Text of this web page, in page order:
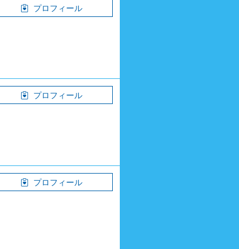
プロフィール
プロフィール
プロフィール